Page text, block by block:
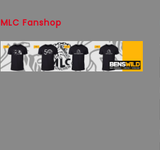
MLC Fanshop